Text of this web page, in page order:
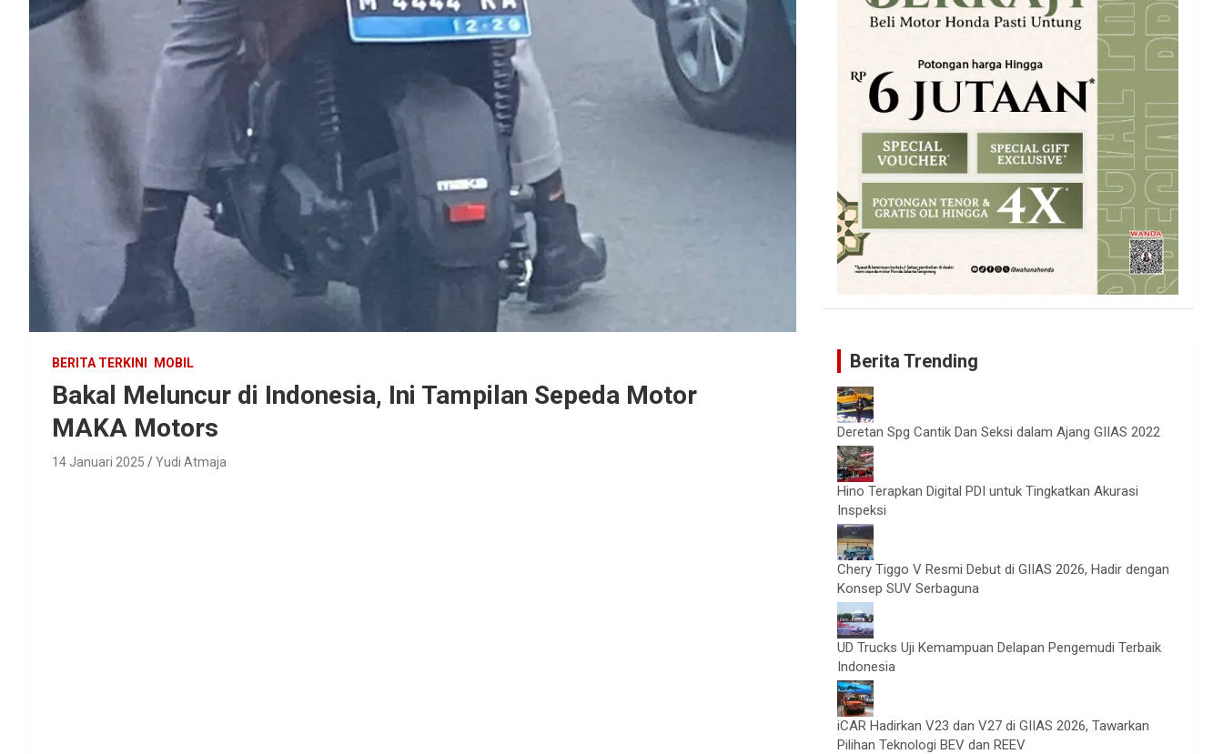
BERITA TERKINI MOBIL
Bakal Meluncur di Indonesia, Ini Tampilan Sepeda Motor
MAKA Motors
14 Januari 2025 Yudi Atmaja
Berita Trending
Deretan Spg Cantik Dan Seksi dalam Ajang GIIAS 2022
Hino Terapkan Digital PDI untuk Tingkatkan Akurasi
Inspeksi
Chery Tiggo V Resmi Debut di GIIAS 2026, Hadir dengan
Konsep SUV Serbaguna
UD Trucks Uji Kemampuan Delapan Pengemudi Terbaik
Indonesia
iCAR Hadirkan V23 dan V27 di GIIAS 2026, Tawarkan
Pilihan Teknologi BEV dan REEV